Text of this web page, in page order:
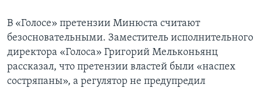
В «Голосе» претензии Минюста считают
безосновательными. Заместитель исполнительного
директора «Голоса» Григорий Мельконьянц
рассказал, что претензии властей были «наспех
состряпаны», а регулятор не предупредил